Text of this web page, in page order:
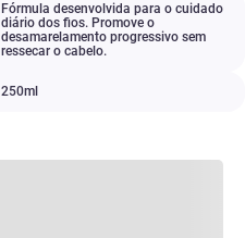
Fórmula desenvolvida para o cuidado
diário dos fios. Promove o
desamarelamento progressivo sem
ressecar o cabelo.
250ml